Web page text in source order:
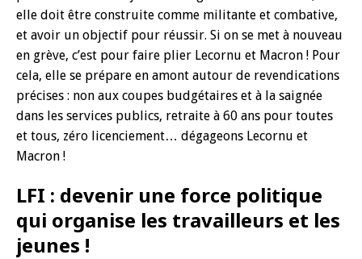
elle doit être construite comme militante et combative,
et avoir un objectif pour réussir. Si on se met à nouveau
en grève, c’est pour faire plier Lecornu et Macron ! Pour
cela, elle se prépare en amont autour de revendications
précises : non aux coupes budgétaires et à la saignée
dans les services publics, retraite à 60 ans pour toutes
et tous, zéro licenciement… dégageons Lecornu et
Macron !
LFI : devenir une force politique
qui organise les travailleurs et les
jeunes !